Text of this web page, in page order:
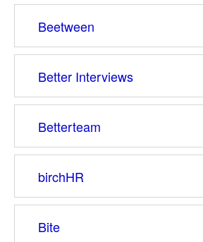
Beetween
Better Interviews
Betterteam
birchHR
Bite